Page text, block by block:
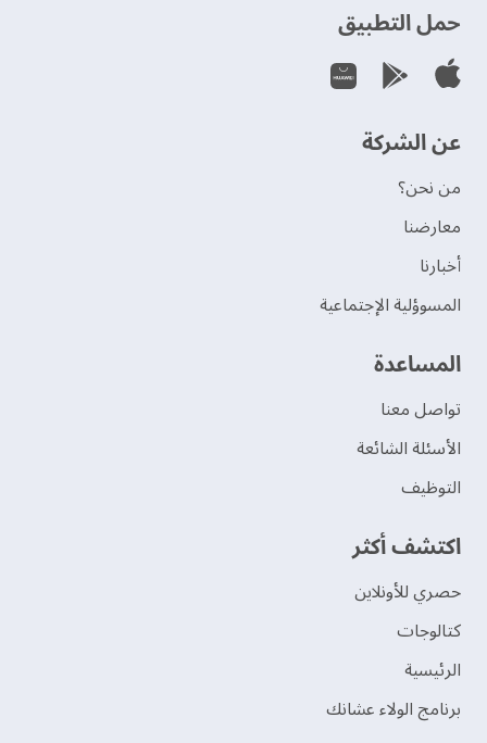
حمل التطبيق
عن الشركة
من نحن؟
‫معارضنا‬
‫أخبارنا‬
المسوؤلية الإجتماعية
‫المساعدة‬
تواصل معنا
الأسئلة الشائعة
التوظيف
اكتشف أكثر
حصري للأونلاين
‫كتالوجات‬
الرئيسية
برنامج الولاء عشانك